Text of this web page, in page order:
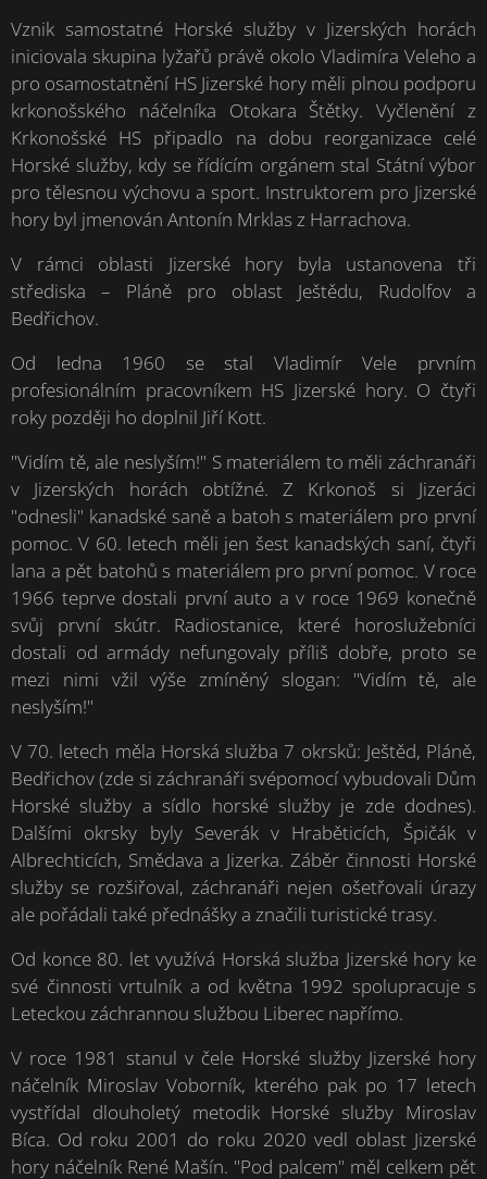
Vznik samostatné Horské služby v Jizerských horách
iniciovala skupina lyžařů právě okolo Vladimíra Veleho a
pro osamostatnění HS Jizerské hory měli plnou podporu
krkonošského náčelníka Otokara Štětky. Vyčlenění z
Krkonošské HS připadlo na dobu reorganizace celé
Horské služby, kdy se řídícím orgánem stal Státní výbor
pro tělesnou výchovu a sport. Instruktorem pro Jizerské
hory byl jmenován Antonín Mrklas z Harrachova.
V rámci oblasti Jizerské hory byla ustanovena tři
střediska – Pláně pro oblast Ještědu, Rudolfov a
Bedřichov.
Od ledna 1960 se stal Vladimír Vele prvním
profesionálním pracovníkem HS Jizerské hory. O čtyři
roky později ho doplnil Jiří Kott.
"Vidím tě, ale neslyším!" S materiálem to měli záchranáři
v Jizerských horách obtížné. Z Krkonoš si Jizeráci
"odnesli" kanadské saně a batoh s materiálem pro první
pomoc. V 60. letech měli jen šest kanadských saní, čtyři
lana a pět batohů s materiálem pro první pomoc. V roce
1966 teprve dostali první auto a v roce 1969 konečně
svůj první skútr. Radiostanice, které horoslužebníci
dostali od armády nefungovaly příliš dobře, proto se
mezi nimi vžil výše zmíněný slogan: "Vidím tě, ale
neslyším!"
V 70. letech měla Horská služba 7 okrsků: Ještěd, Pláně,
Bedřichov (zde si záchranáři svépomocí vybudovali Dům
Horské služby a sídlo horské služby je zde dodnes).
Dalšími okrsky byly Severák v Hraběticích, Špičák v
Albrechticích, Smědava a Jizerka. Záběr činnosti Horské
služby se rozšiřoval, záchranáři nejen ošetřovali úrazy
ale pořádali také přednášky a značili turistické trasy.
Od konce 80. let využívá Horská služba Jizerské hory ke
své činnosti vrtulník a od května 1992 spolupracuje s
Leteckou záchrannou službou Liberec napřímo.
V roce 1981 stanul v čele Horské služby Jizerské hory
náčelník Miroslav Voborník, kterého pak po 17 letech
vystřídal dlouholetý metodik Horské služby Miroslav
Bíca. Od roku 2001 do roku 2020 vedl oblast Jizerské
hory náčelník René Mašín. "Pod palcem" měl celkem pět